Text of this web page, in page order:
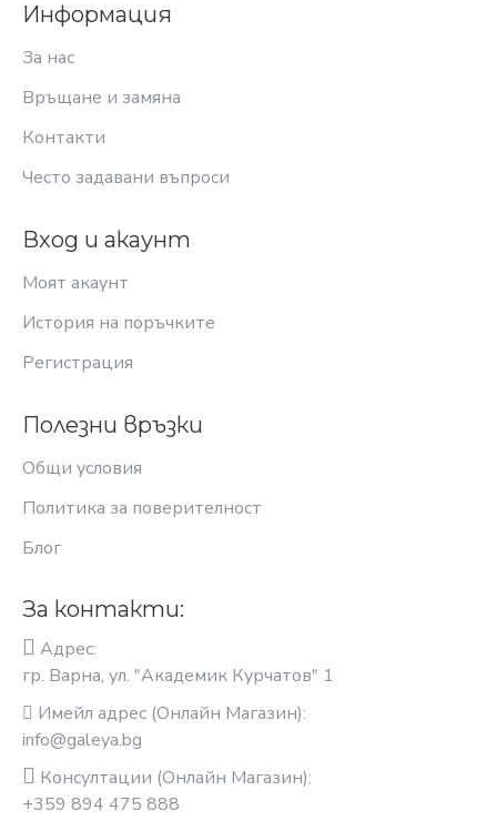
Информация
За нас
Връщане и замяна
Контакти
Често задавани въпроси
Вход и акаунт
Моят акаунт
История на поръчките
Регистрация
Полезни връзки
Общи условия
Политика за поверителност
Блог
За контакти:
Адрес:
гр. Варна, ул. "Академик Курчатов" 1
Имейл адрес (Онлайн Магазин):
info@galeya.bg
Консултации (Онлайн Магазин):
+359 894 475 888